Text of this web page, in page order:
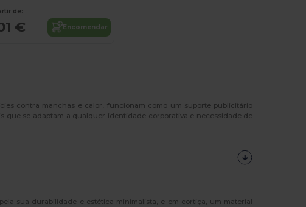
de:
€ Encomendar
contra manchas e calor, funcionam como um suporte publicitário
que se adaptam a qualquer identidade corporativa e necessidade de
sua durabilidade e estética minimalista, e em cortiça, um material